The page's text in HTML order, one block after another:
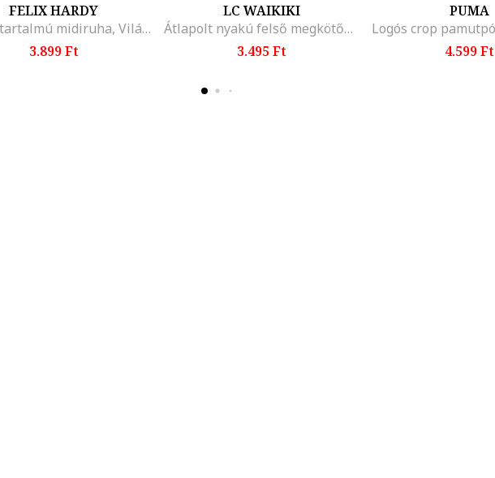
FELIX HARDY
Gyapjútartalmú midiruha, Világosbézs
3.899 Ft
LC WAIKIKI
Átlapolt nyakú felső megkötővel, Szürke
3.495 Ft
PUMA
4.599 Ft